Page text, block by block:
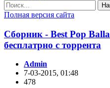
Полная версия сайта
Сборник - Best Pop
бесплатрно с торрента
Admin
7-03-2015, 01:48
478